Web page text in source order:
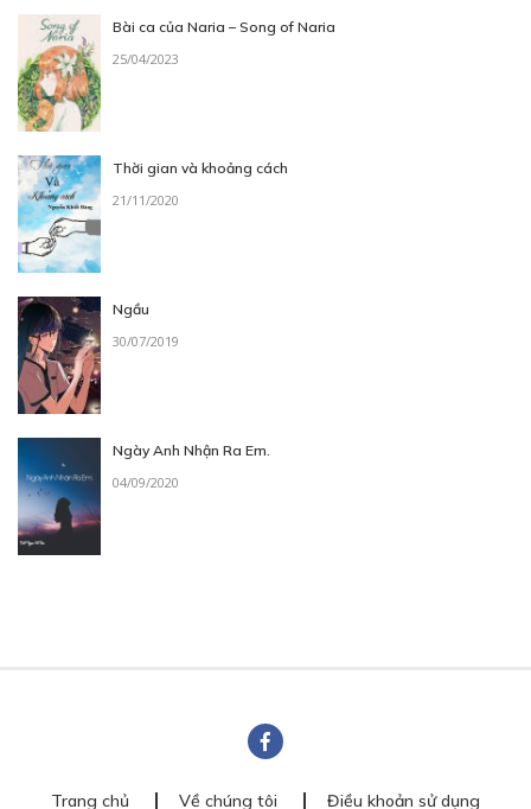
Bài ca của Naria – Song of Naria
25/04/2023
Thời gian và khoảng cách
21/11/2020
Ngầu
30/07/2019
Ngày Anh Nhận Ra Em.
04/09/2020
Trang chủ Về chúng tôi Điều khoản sử dụng